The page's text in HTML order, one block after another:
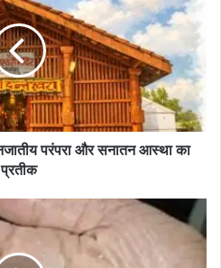
परंपरा और सनातन आस्था का
प्रतीक